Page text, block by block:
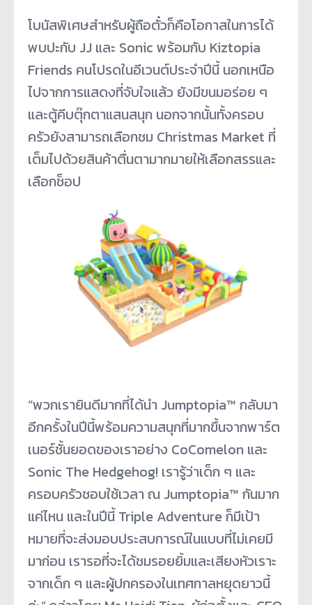
โบนัสพิเศษสำหรับผู้ถือตั๋วก็คือโอกาสในการได้
พบปะกับ JJ และ Sonic พร้อมกับ Kiztopia
Friends คนโปรดในอีเวนต์ประจำปีนี้ นอกเหนือ
ไปจากการแสดงที่จับใจแล้ว ยังมีขนมอร่อย ๆ
และตู้คีบตุ๊กตาแสนสนุก นอกจากนั้นทั้งครอบ
ครัวยังสามารถเลือกชม Christmas Market ที่
เต็มไปด้วยสินค้าตื่นตามากมายให้เลือกสรรและ
เลือกช็อป
“พวกเรายินดีมากที่ได้นำ Jumptopia™ กลับมา
อีกครั้งในปีนี้พร้อมความสนุกที่มากขึ้นจากพาร์ต
เนอร์ชั้นยอดของเราอย่าง CoComelon และ
Sonic The Hedgehog! เรารู้ว่าเด็ก ๆ และ
ครอบครัวชอบใช้เวลา ณ Jumptopia™ กันมาก
แค่ไหน และในปีนี้ Triple Adventure ก็มีเป้า
หมายที่จะส่งมอบประสบการณ์ในแบบที่ไม่เคยมี
มาก่อน เรารอที่จะได้ชมรอยยิ้มและเสียงหัวเราะ
จากเด็ก ๆ และผู้ปกครองในเทศกาลหยุดยาวนี้